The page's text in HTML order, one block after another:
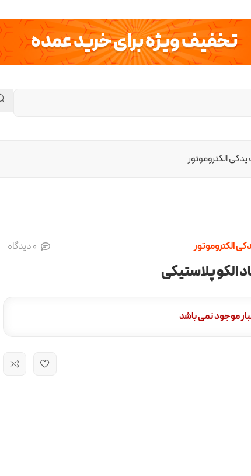
تخفیف ویژه برای خرید عمده
الکتروموتور
الکتروموتور 0دیدگاه
الکو پلاستیکی
موجود نمی باشد